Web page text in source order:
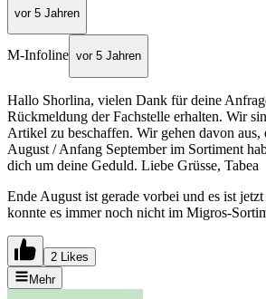
vor 5 Jahren
M-Infoline vor 5 Jahren
Hallo Shorlina, vielen Dank für deine
Rückmeldung der Fachstelle erhalten. Wir
Artikel zu beschaffen. Wir gehen davon aus,
August / Anfang September im Sortiment
dich um deine Geduld. Liebe Grüsse, Tabea
Ende August ist gerade vorbei und es ist
konnte es immer noch nicht im Migros-
2 Likes
Mehr